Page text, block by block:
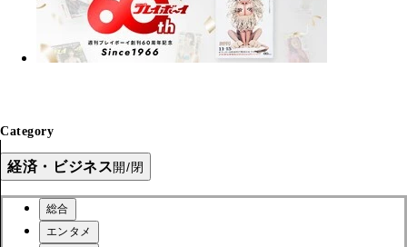
Category
経済・ビジネス開/閉
総合
エンタメ